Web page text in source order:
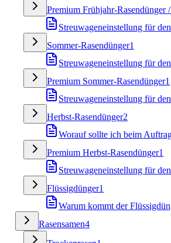
Premium Frühjahr-Rasendünger
Streuwageneinstellung für
Sommer-Rasendünger1
Streuwageneinstellung für
Premium Sommer-Rasendünger1
Streuwageneinstellung für
Herbst-Rasendünger2
Worauf sollte ich beim
Premium Herbst-Rasendünger1
Streuwageneinstellung für
Flüssigdünger1
Warum kommt der
Rasensamen4